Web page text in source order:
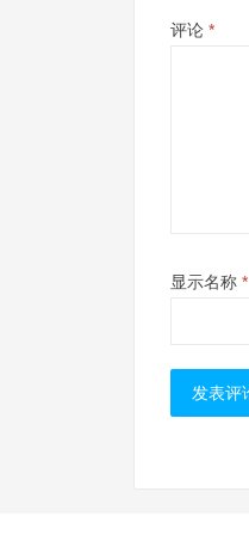
评论 *
显示名称 *